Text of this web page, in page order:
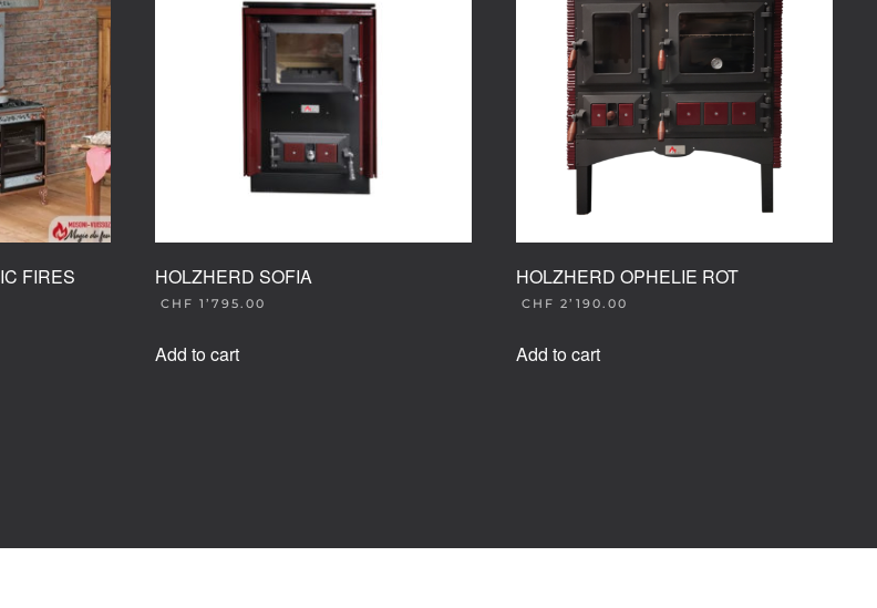
FIRES
HOLZHERD SOFIA
CHF 1’795.00
Add to cart
HOLZHERD OPHELIE ROT
CHF 2’190.00
Add to cart